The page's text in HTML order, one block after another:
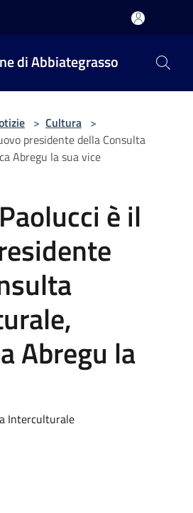
di Abbiategrasso
> Cultura >
presidente della Consulta
Abregu la sua vice
è il
Abregu la
Interculturale